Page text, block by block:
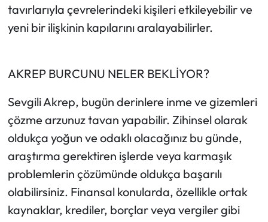
tavırlarıyla çevrelerindeki kişileri etkileyebilir ve
yeni bir ilişkinin kapılarını aralayabilirler.
AKREP BURCUNU NELER BEKLİYOR?
Sevgili Akrep, bugün derinlere inme ve gizemleri
çözme arzunuz tavan yapabilir. Zihinsel olarak
oldukça yoğun ve odaklı olacağınız bu günde,
araştırma gerektiren işlerde veya karmaşık
problemlerin çözümünde oldukça başarılı
olabilirsiniz. Finansal konularda, özellikle ortak
kaynaklar, krediler, borçlar veya vergiler gibi